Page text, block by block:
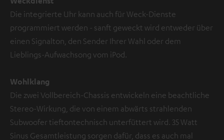
Die integrierte Uhr kann auch für Weck-Dienste
programmiert werden - sanft geweckt wird entweder über
einen Signalton, den Sender Ihrer Wahl oder dem
Lieblings-Aufwachsong vom iPod.
Wohlklang
Die zwei Vollbereich-Chassis entwickeln eine beachtliche
Stereo-Wirkung, die von einem abwärts strahlenden
Subwoofer tieftontechnisch unterfüttert wird. 35 Watt
Sinus Gesamtleistung sorgen dafür, dass es auch mal